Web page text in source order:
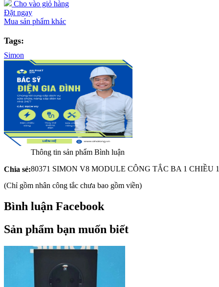
Cho vào giỏ hàng
Đặt ngay
Mua sản phẩm khác
Tags:
Simon
Chia sẻ:
Thông tin sản phẩm Bình luận
80371 SIMON V8 MODULE CÔNG TẮC BA 1 CHIỀU
(Chỉ gồm nhân công tắc chưa bao gồm viền)
Bình luận Facebook
Sản phẩm bạn muốn biết